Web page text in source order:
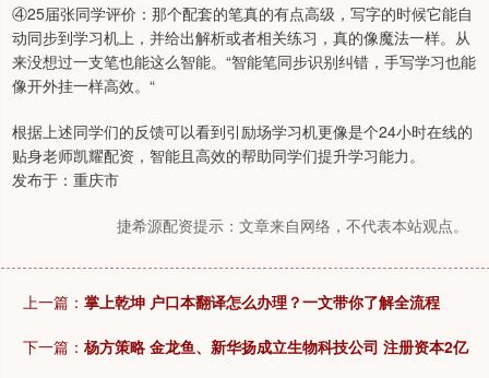
④25届张同学评价：那个配套的笔真的有点高级，写字的时候它能自
动同步到学习机上，并给出解析或者相关练习，真的像魔法一样。从
来没想过一支笔也能这么智能。“智能笔同步识别纠错，手写学习也能
像开外挂一样高效。“
根据上述同学们的反馈可以看到引励场学习机更像是个24小时在线的
贴身老师凯耀配资，智能且高效的帮助同学们提升学习能力。
发布于：重庆市
捷希源配资提示：文章来自网络，不代表本站观点。
上一篇： 掌上乾坤 户口本翻译怎么办理？一文带你了解全流程
下一篇： 杨方策略 金龙鱼、新华扬成立生物科技公司 注册资本2亿